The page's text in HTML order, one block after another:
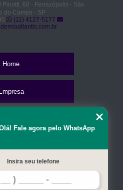
68 - Ferrazópolis - São
do Campo - SP
(11) 4127-5177
Home
Fale agora pelo WhatsApp
Insira seu telefone